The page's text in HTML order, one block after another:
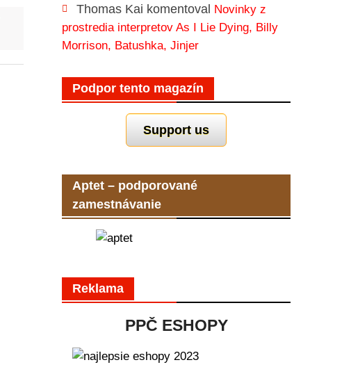
Thomas Kai komentoval Novinky z
prostredia interpretov As I Lie Dying, Billy
Morrison, Batushka, Jinjer
Podpor tento magazín
Support us
Aptet – podporované
zamestnávanie
Reklama
PPČ ESHOPY